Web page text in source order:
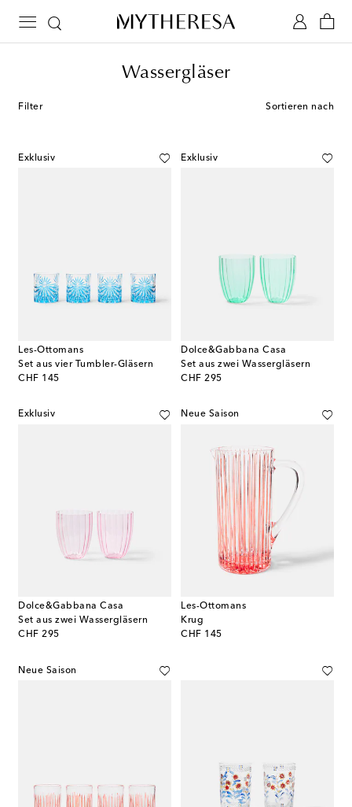
Wassergläser
Filter Sortieren nach
Exklusiv
Les-Ottomans
Set aus vier Tumbler-Gläsern
CHF 145
original price
Exklusiv
Dolce&Gabbana Casa
Set aus zwei Wassergläsern
CHF 295
original price
Exklusiv
Dolce&Gabbana Casa
Set aus zwei Wassergläsern
CHF 295
original price
Neue Saison
Les-Ottomans
Krug
CHF 145
original price
Neue Saison